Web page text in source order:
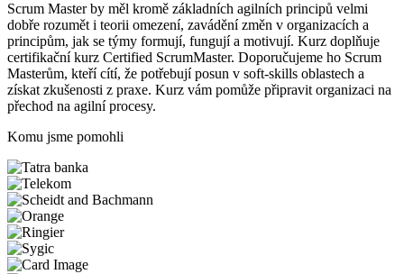
Scrum Master by měl kromě základních agilních principů velmi
dobře rozumět i teorii omezení, zavádění změn v organizacích a
principům, jak se týmy formují, fungují a motivují. Kurz doplňuje
certifikační kurz Certified ScrumMaster. Doporučujeme ho Scrum
Masterům, kteří cítí, že potřebují posun v soft-skills oblastech a
získat zkušenosti z praxe. Kurz vám pomůže připravit organizaci na
přechod na agilní procesy.
Komu jsme pomohli